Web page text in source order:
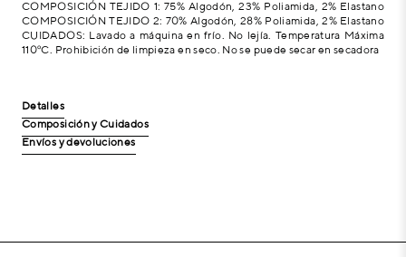
COMPOSICIÓN TEJIDO 1: 75% Algodón, 23% Poliamida, 2% Elastano
COMPOSICIÓN TEJIDO 2: 70% Algodón, 28% Poliamida, 2% Elastano
CUIDADOS: Lavado a máquina en frío. No lejía. Temperatura Máxima
110ºC. Prohibición de limpieza en seco. No se puede secar en secadora
Detalles
Composición y Cuidados
Envíos y devoluciones